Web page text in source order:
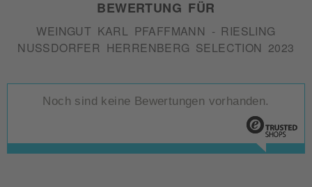
BEWERTUNG FÜR
WEINGUT KARL PFAFFMANN - RIESLING
NUSSDORFER HERRENBERG SELECTION 2023
Noch sind keine Bewertungen vorhanden.